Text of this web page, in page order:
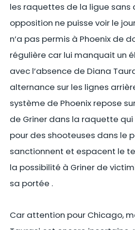
les raquettes de la ligue sans
opposition ne puisse voir le
n’a pas permis à Phoenix de
régulière car lui manquait un
avec l’absence de Diana
alternance sur les lignes
système de Phoenix repose
de Griner dans la raquette
pour des shooteuses dans le
sanctionnent et espacent le
la possibilité à Griner de
sa portée .
Car attention pour Chicago,